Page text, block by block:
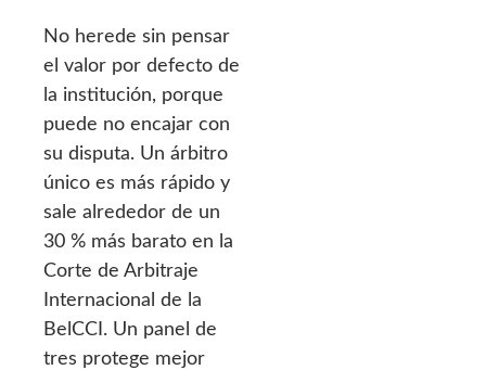
No herede sin pensar
el valor por defecto de
la institución, porque
puede no encajar con
su disputa. Un árbitro
único es más rápido y
sale alrededor de un
30 % más barato en la
Corte de Arbitraje
Internacional de la
BelCCI. Un panel de
tres protege mejor